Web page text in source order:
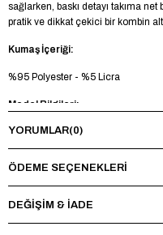
sağlarken, baskı detayı takıma
pratik ve dikkat çekici bir kombin
Kumaş İçeriği:
%95 Polyester - %5 Licra
Model Bilgileri:
Boy 185 cm - Kilo 73 kg - Manken
Yıkama Talimatı:
Maksimum 30°C’de tersten
Ütüleme sırasında baskı ve
YORUMLAR(0)
ÖDEME SEÇENEKLERI
DEĞİŞİM & İADE